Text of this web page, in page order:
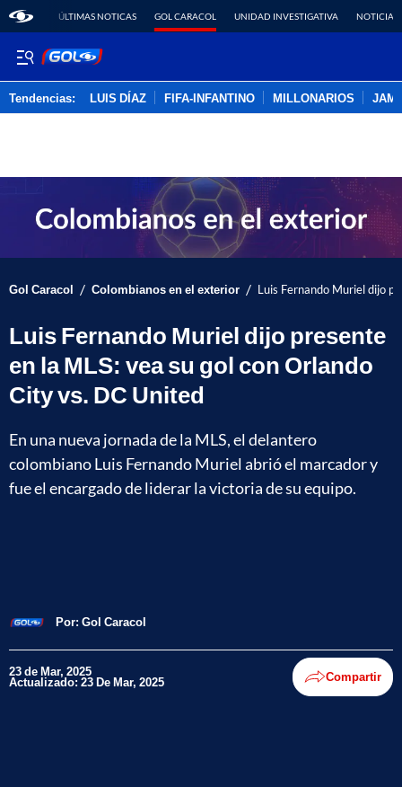
ÚLTIMAS NOTICAS GOL CARACOL UNIDAD INVESTIGATIVA NOTICIAS
Tendencias: LUIS DÍAZ FIFA-INFANTINO MILLONARIOS
Gol Caracol / Colombianos en el exterior / Luis Fernando Muriel dijo
Luis Fernando Muriel dijo presente
en la MLS: vea su gol con Orlando
City vs. DC United
En una nueva jornada de la MLS, el delantero
colombiano Luis Fernando Muriel abrió el marcador y
fue el encargado de liderar la victoria de su equipo.
Por: Gol Caracol
23 de Mar, 2025
Actualizado: 23 De Mar, 2025 Compartir